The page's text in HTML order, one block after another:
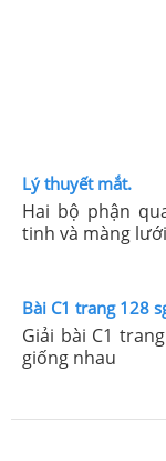
Lý thuyết mắt.
Hai bộ phận
tinh và màng
Bài C1 trang 128
Giải bài C1
giống nhau